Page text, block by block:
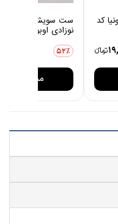
کد
تومانءء
ست سویشرت و
نوزادی اوبوکو مدل
52٪
مشاهده